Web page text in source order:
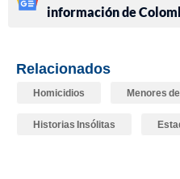
información de
Relacionados
Homicidios Menores
Historias Insólitas